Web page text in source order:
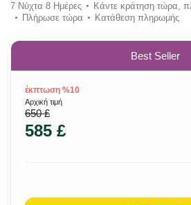
7 Νύχτα 8 Ημέρες
Κάντε κράτηση τώρα,
Πλήρωσε τώρα
Κατάθεση πληρωμής
Best Seller
έκπτωση %10
Αρχική τιμή
650 £
585 £